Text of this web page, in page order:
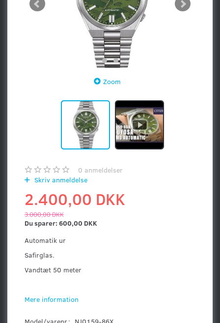
Zoom
0 anmeldelser
Skriv anmeldelse
2.400,00 DKK
3.000,00 DKK
Du sparer: 600,00 DKK
Automatik ur
Safirglas.
Vandtæt 50 meter
Mere information